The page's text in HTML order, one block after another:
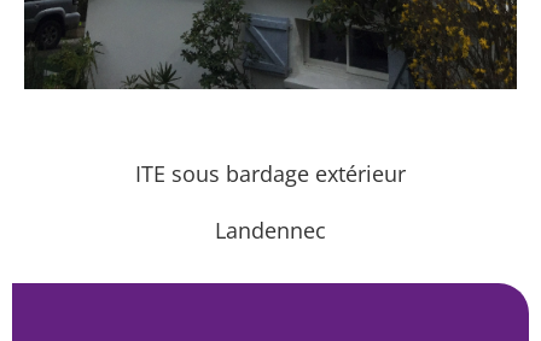
ITE sous bardage extérieur
Landennec